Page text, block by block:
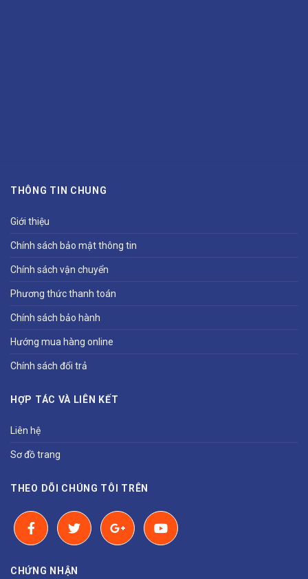
THÔNG TIN CHUNG
Giới thiệu
Chính sách bảo mật thông tin
Chính sách vận chuyển
Phương thức thanh toán
Chính sách bảo hành
Hướng mua hàng online
Chính sách đổi trả
HỢP TÁC VÀ LIÊN KẾT
Liên hệ
Sơ đồ trang
THEO DÕI CHÚNG TÔI TRÊN
CHỨNG NHẬN